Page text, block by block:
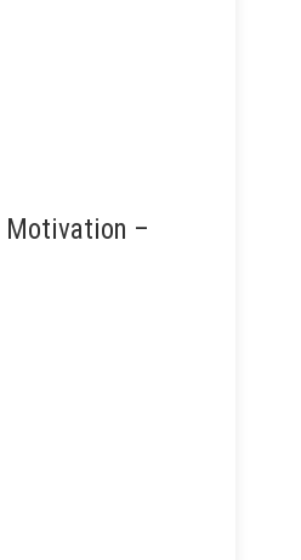
Motivation –